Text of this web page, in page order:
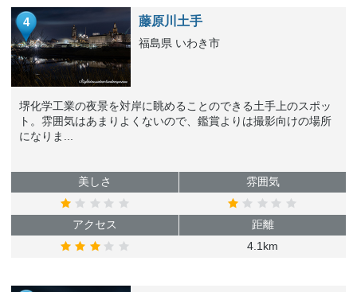
4 藤原川土手
福島県 いわき市
堺化学工業の夜景を対岸に眺めることのできる土手上のスポッ
ト。雰囲気はあまりよくないので、鑑賞よりは撮影向けの場所
になりま...
美しさ 雰囲気
アクセス
距離
4.1km